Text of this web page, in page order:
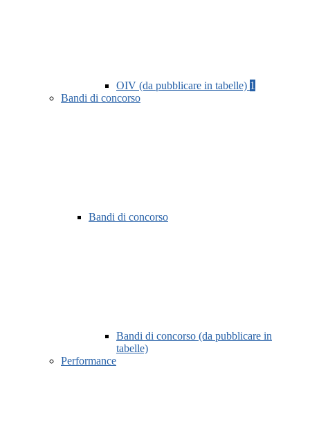
OIV (da pubblicare in tabelle) 1
Bandi di concorso
Bandi di concorso
Bandi di concorso (da pubblicare in
tabelle)
Performance